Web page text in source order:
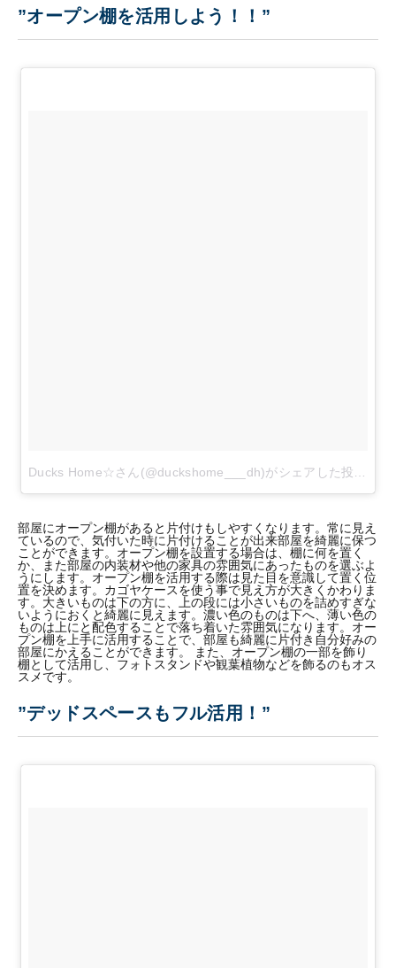
”オープン棚を活用しよう！！”
部屋にオープン棚があると片付けもしやすくなります。常に見え
ているので、気付いた時に片付けることが出来部屋を綺麗に保つ
ことができます。オープン棚を設置する場合は、棚に何を置く
か、また部屋の内装材や他の家具の雰囲気にあったものを選ぶよ
うにします。オープン棚を活用する際は見た目を意識して置く位
置を決めます。カゴヤケースを使う事で見え方が大きくかわりま
す。大きいものは下の方に、上の段には小さいものを詰めすぎな
いようにおくと綺麗に見えます。濃い色のものは下へ、薄い色の
ものは上にと配色することで落ち着いた雰囲気になります。オー
プン棚を上手に活用することで、部屋も綺麗に片付き自分好みの
部屋にかえることができます。 また、オープン棚の一部を飾り
棚として活用し、フォトスタンドや観葉植物などを飾るのもオス
スメです。
”デッドスペースもフル活用！”